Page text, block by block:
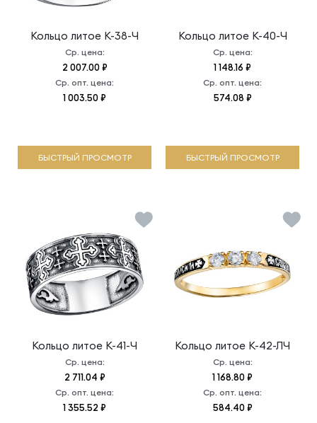
Кольцо литое К-38-Ч
Ср. цена:
2 007.00 ₽
Ср. опт. цена:
1 003.50 ₽
БЫСТРЫЙ ПРОСМОТР
Кольцо литое К-40-Ч
Ср. цена:
1 148.16 ₽
Ср. опт. цена:
574.08 ₽
БЫСТРЫЙ ПРОСМОТР
Кольцо литое К-41-Ч
Ср. цена:
2 711.04 ₽
Ср. опт. цена:
1 355.52 ₽
Кольцо литое К-42-ЛЧ
Ср. цена:
1 168.80 ₽
Ср. опт. цена:
584.40 ₽